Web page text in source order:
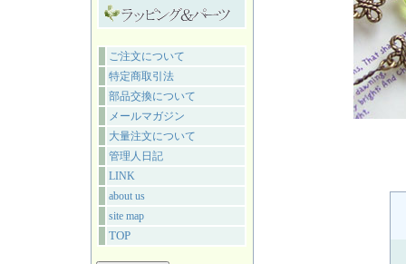
ご注文について
特定商取引法
部品交換について
メールマガジン
大量注文について
管理人日記
LINK
about us
site map
TOP